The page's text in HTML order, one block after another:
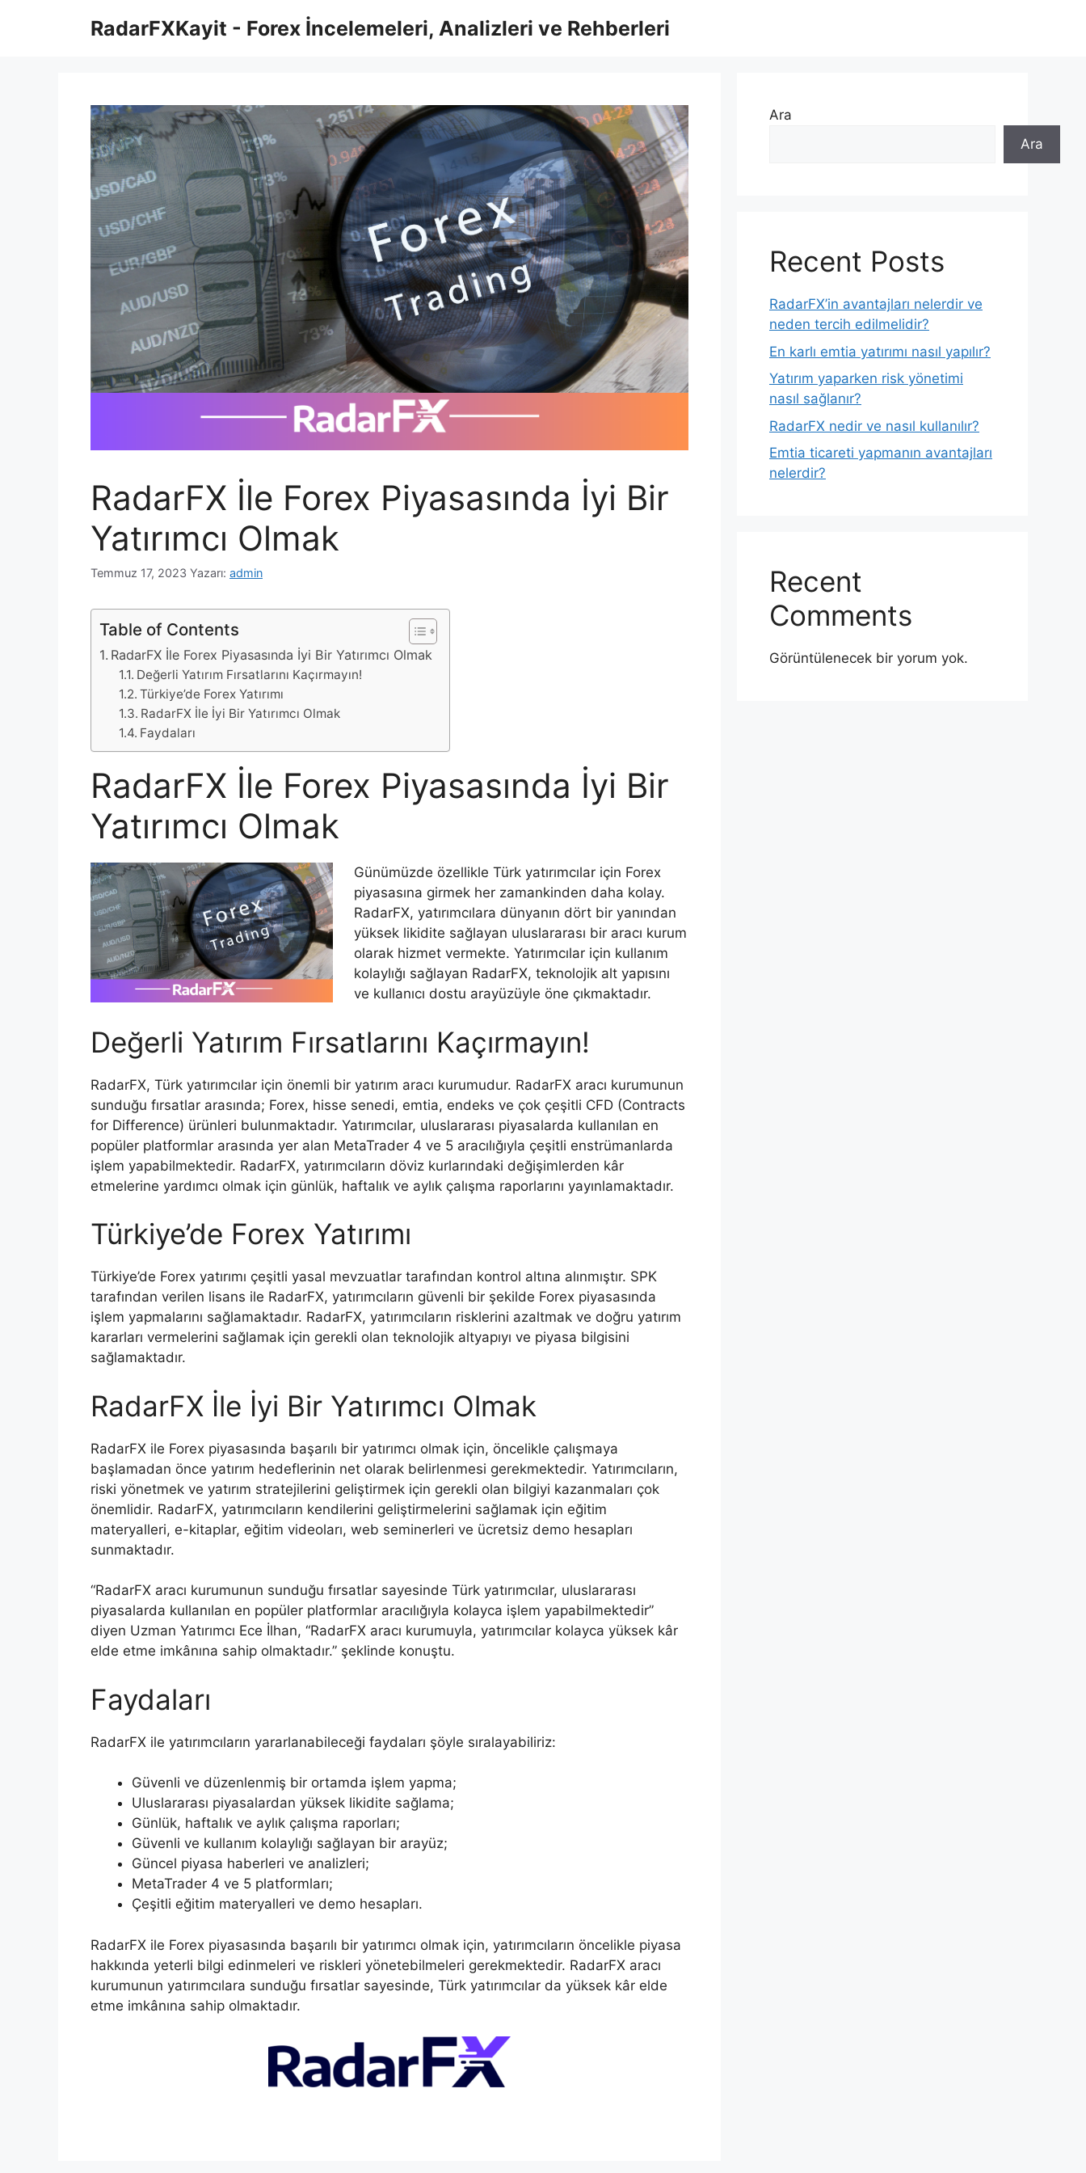
RadarFXKayit - Forex İncelemeleri, Analizleri ve Rehberleri
RadarFX İle Forex Piyasasında İyi Bir
Yatırımcı Olmak
Temmuz 17, 2023 Yazarı: admin
Table of Contents
RadarFX İle Forex Piyasasında İyi Bir Yatırımcı Olmak
Değerli Yatırım Fırsatlarını Kaçırmayın!
Türkiye’de Forex Yatırımı
RadarFX İle İyi Bir Yatırımcı Olmak
Faydaları
RadarFX İle Forex Piyasasında İyi Bir
Yatırımcı Olmak
Günümüzde özellikle Türk yatırımcılar için Forex
piyasasına girmek her zamankinden daha kolay.
RadarFX, yatırımcılara dünyanın dört bir yanından
yüksek likidite sağlayan uluslararası bir aracı kurum
olarak hizmet vermekte. Yatırımcılar için kullanım
kolaylığı sağlayan RadarFX, teknolojik alt yapısını
ve kullanıcı dostu arayüzüyle öne çıkmaktadır.
Değerli Yatırım Fırsatlarını Kaçırmayın!
RadarFX, Türk yatırımcılar için önemli bir yatırım aracı kurumudur. RadarFX aracı kurumunun
sunduğu fırsatlar arasında; Forex, hisse senedi, emtia, endeks ve çok çeşitli CFD (Contracts
for Difference) ürünleri bulunmaktadır. Yatırımcılar, uluslararası piyasalarda kullanılan en
popüler platformlar arasında yer alan MetaTrader 4 ve 5 aracılığıyla çeşitli enstrümanlarda
işlem yapabilmektedir. RadarFX, yatırımcıların döviz kurlarındaki değişimlerden kâr
etmelerine yardımcı olmak için günlük, haftalık ve aylık çalışma raporlarını yayınlamaktadır.
Türkiye’de Forex Yatırımı
Türkiye’de Forex yatırımı çeşitli yasal mevzuatlar tarafından kontrol altına alınmıştır. SPK
tarafından verilen lisans ile RadarFX, yatırımcıların güvenli bir şekilde Forex piyasasında
işlem yapmalarını sağlamaktadır. RadarFX, yatırımcıların risklerini azaltmak ve doğru yatırım
kararları vermelerini sağlamak için gerekli olan teknolojik altyapıyı ve piyasa bilgisini
sağlamaktadır.
RadarFX İle İyi Bir Yatırımcı Olmak
RadarFX ile Forex piyasasında başarılı bir yatırımcı olmak için, öncelikle çalışmaya
başlamadan önce yatırım hedeflerinin net olarak belirlenmesi gerekmektedir. Yatırımcıların,
riski yönetmek ve yatırım stratejilerini geliştirmek için gerekli olan bilgiyi kazanmaları çok
önemlidir. RadarFX, yatırımcıların kendilerini geliştirmelerini sağlamak için eğitim
materyalleri, e-kitaplar, eğitim videoları, web seminerleri ve ücretsiz demo hesapları
sunmaktadır.
“RadarFX aracı kurumunun sunduğu fırsatlar sayesinde Türk yatırımcılar, uluslararası
piyasalarda kullanılan en popüler platformlar aracılığıyla kolayca işlem yapabilmektedir”
diyen Uzman Yatırımcı Ece İlhan, “RadarFX aracı kurumuyla, yatırımcılar kolayca yüksek kâr
elde etme imkânına sahip olmaktadır.” şeklinde konuştu.
Faydaları
RadarFX ile yatırımcıların yararlanabileceği faydaları şöyle sıralayabiliriz:
Güvenli ve düzenlenmiş bir ortamda işlem yapma;
Uluslararası piyasalardan yüksek likidite sağlama;
Günlük, haftalık ve aylık çalışma raporları;
Güvenli ve kullanım kolaylığı sağlayan bir arayüz;
Güncel piyasa haberleri ve analizleri;
MetaTrader 4 ve 5 platformları;
Çeşitli eğitim materyalleri ve demo hesapları.
RadarFX ile Forex piyasasında başarılı bir yatırımcı olmak için, yatırımcıların öncelikle piyasa
hakkında yeterli bilgi edinmeleri ve riskleri yönetebilmeleri gerekmektedir. RadarFX aracı
kurumunun yatırımcılara sunduğu fırsatlar sayesinde, Türk yatırımcılar da yüksek kâr elde
etme imkânına sahip olmaktadır.
Ara
Ara
Recent Posts
RadarFX’in avantajları nelerdir ve
neden tercih edilmelidir?
En karlı emtia yatırımı nasıl yapılır?
Yatırım yaparken risk yönetimi
nasıl sağlanır?
RadarFX nedir ve nasıl kullanılır?
Emtia ticareti yapmanın avantajları
nelerdir?
Recent
Comments
Görüntülenecek bir yorum yok.